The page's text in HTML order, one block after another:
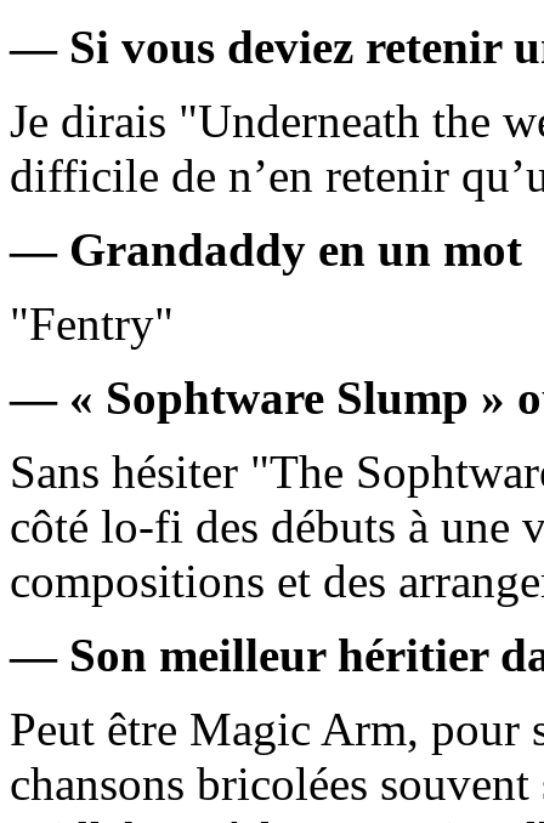
— Si vous deviez retenir
Je dirais "Underneath the
difficile de n’en retenir
— Grandaddy en un mot
"Fentry"
— « Sophtware Slump »
Sans hésiter "The
côté lo-fi des débuts à une
compositions et des
— Son meilleur héritier
Peut être Magic Arm, pour
chansons bricolées souvent